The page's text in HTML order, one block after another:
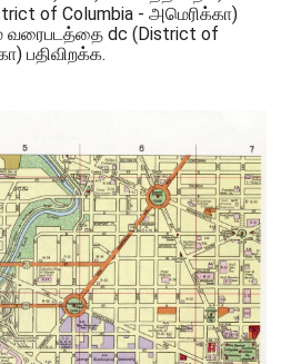
of Columbia - அமெரிக்கா)
வரைபடத்தை dc (District of
பதிவிறக்க.